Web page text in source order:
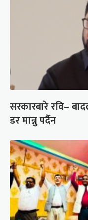
सरकारबारे रवि–
डर मान्नु पर्दैन